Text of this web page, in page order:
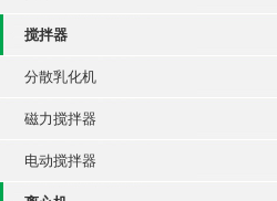
搅拌器
分散乳化机
磁力搅拌器
电动搅拌器